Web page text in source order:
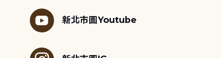
新北市圖Youtube